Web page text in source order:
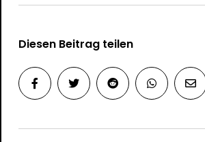
Diesen Beitrag teilen